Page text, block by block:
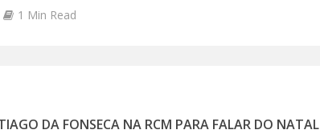
1 Min Read
DA FONSECA NA RCM PARA FALAR DO NATAL